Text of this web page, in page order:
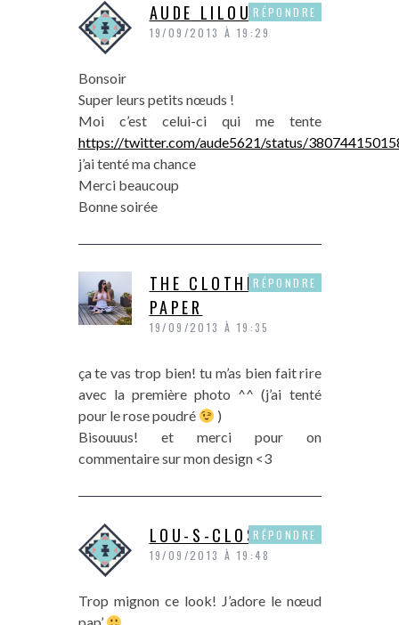
AUDE LILOU
19/09/2013 À 19:29
Bonsoir
Super leurs petits nœuds !
Moi c’est celui-ci qui me tente
https://twitter.com/aude5621/status/
j’ai tenté ma chance
Merci beaucoup
Bonne soirée
RÉPONDRE
THE CLOTHES
PAPER
19/09/2013 À 19:35
ça te vas trop bien! tu m’as bien fait rire
avec la première photo ^^ (j’ai tenté
pour le rose poudré
)
Bisouuus! et merci pour on
commentaire sur mon design <3
RÉPONDRE
LOU-S-CLOSET
19/09/2013 À 19:48
Trop mignon ce look! J’adore le nœud
RÉPONDRE